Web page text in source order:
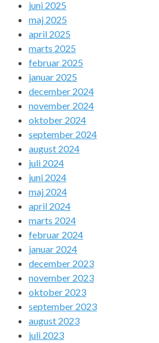
juni 2025
maj 2025
april 2025
marts 2025
februar 2025
januar 2025
december 2024
november 2024
oktober 2024
september 2024
august 2024
juli 2024
juni 2024
maj 2024
april 2024
marts 2024
februar 2024
januar 2024
december 2023
november 2023
oktober 2023
september 2023
august 2023
juli 2023